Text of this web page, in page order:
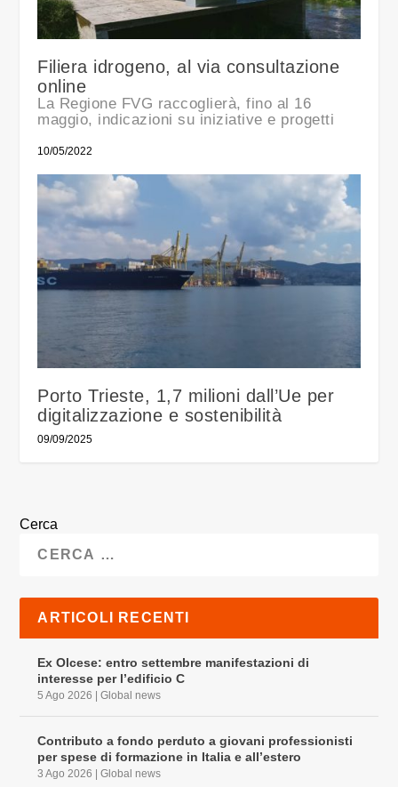
Filiera idrogeno, al via consultazione
online
La Regione FVG raccoglierà, fino al 16
maggio, indicazioni su iniziative e progetti
10/05/2022
Porto Trieste, 1,7 milioni dall’Ue per
digitalizzazione e sostenibilità
09/09/2025
Cerca
ARTICOLI RECENTI
Ex Olcese: entro settembre manifestazioni di
interesse per l’edificio C
5 Ago 2026 |Global news
Contributo a fondo perduto a giovani professionisti
per spese di formazione in Italia e all’estero
3 Ago 2026 |Global news